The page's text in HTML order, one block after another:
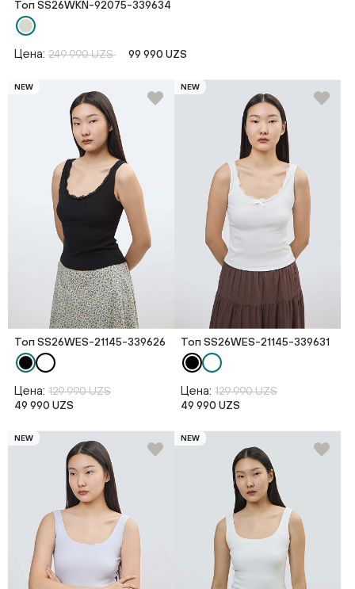
Топ SS26WKN-92075-339634
Цена: 249 990 UZS 99 990 UZS
NEW
Топ SS26WES-21145-339626
Цена: 129 990 UZS
49 990 UZS
NEW
Топ SS26WES-21145-339631
Цена: 129 990 UZS
49 990 UZS
NEW NEW